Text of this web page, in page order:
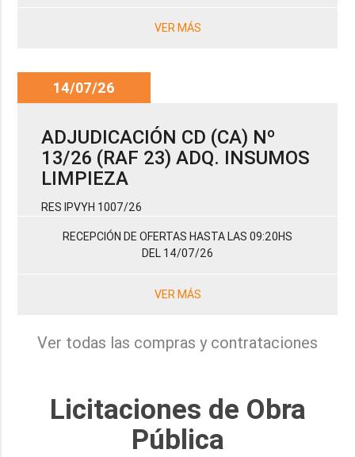
VER MÁS
14/07/26
ADJUDICACIÓN CD (CA) Nº
13/26 (RAF 23) ADQ. INSUMOS
LIMPIEZA
RES IPVYH 1007/26
RECEPCIÓN DE OFERTAS HASTA LAS 09:20HS
DEL 14/07/26
VER MÁS
Ver todas las compras y contrataciones
Licitaciones de Obra
Pública